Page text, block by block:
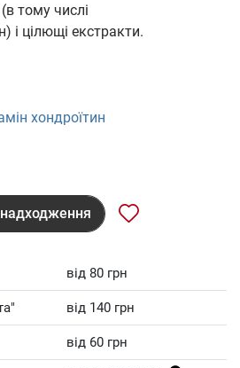
тому числі
і цілющі екстракти.
хондроїтин
від 80 грн
від 140 грн
від 60 грн